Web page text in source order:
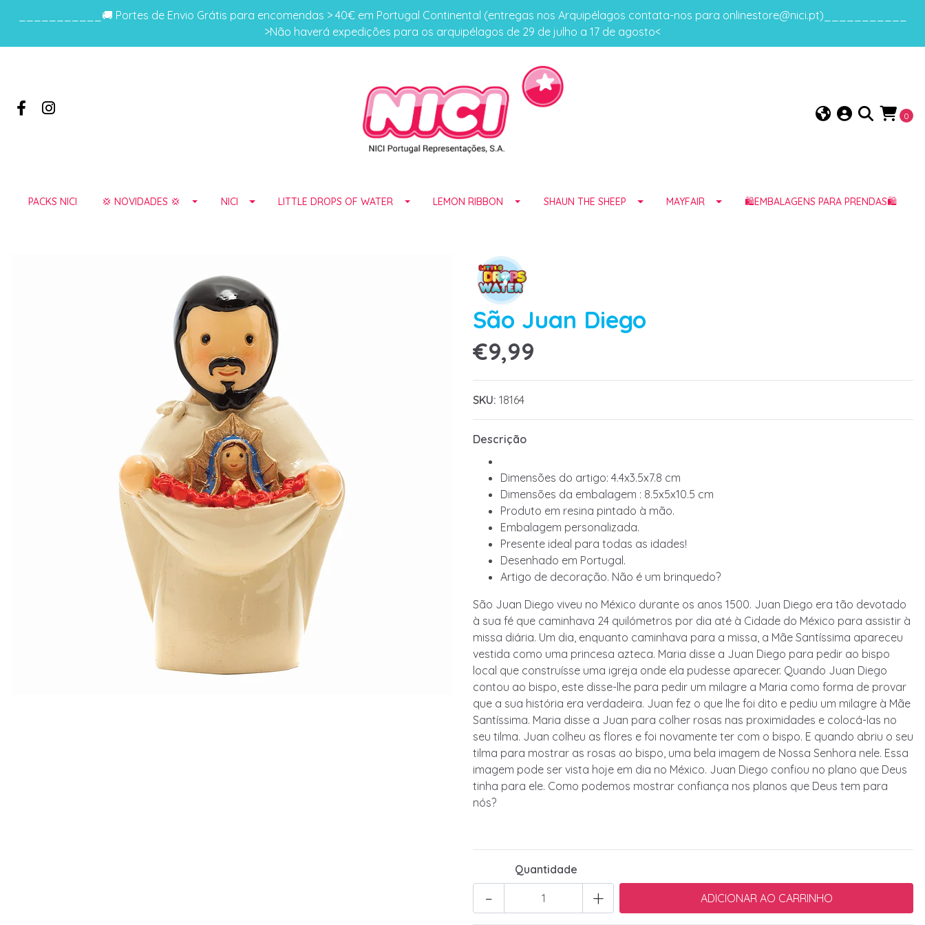
___________🚚 Portes de Envio Grátis para encomendas > 40€ em Portugal Continental (entregas nos Arquipélagos contata-nos para onlinestore@nici.pt)___________
>Não haverá expedições para os arquipélagos de 29 de julho a 17 de agosto<
0
PACKS NICI 💢 NOVIDADES 💢 NICI LITTLE DROPS OF WATER LEMON RIBBON SHAUN THE SHEEP MAYFAIR 🛍️EMBALAGENS PARA PRENDAS🛍️
São Juan Diego
€9,99
SKU: 18164
Descrição
Dimensões do artigo: 4.4x3.5x7.8 cm
Dimensões da embalagem : 8.5x5x10.5 cm
Produto em resina pintado à mão.
Embalagem personalizada.
Presente ideal para todas as idades!
Desenhado em Portugal.
Artigo de decoração. Não é um brinquedo?
São Juan Diego viveu no México durante os anos 1500. Juan Diego era tão devotado
à sua fé que caminhava 24 quilómetros por dia até à Cidade do México para assistir à
missa diária. Um dia, enquanto caminhava para a missa, a Mãe Santíssima apareceu
vestida como uma princesa azteca. Maria disse a Juan Diego para pedir ao bispo
local que construísse uma igreja onde ela pudesse aparecer. Quando Juan Diego
contou ao bispo, este disse-lhe para pedir um milagre a Maria como forma de provar
que a sua história era verdadeira. Juan fez o que lhe foi dito e pediu um milagre à Mãe
Santíssima. Maria disse a Juan para colher rosas nas proximidades e colocá-las no
seu tilma. Juan colheu as flores e foi novamente ter com o bispo. E quando abriu o seu
tilma para mostrar as rosas ao bispo, uma bela imagem de Nossa Senhora nele. Essa
imagem pode ser vista hoje em dia no México. Juan Diego confiou no plano que Deus
tinha para ele. Como podemos mostrar confiança nos planos que Deus tem para
nós?
Quantidade
+
-